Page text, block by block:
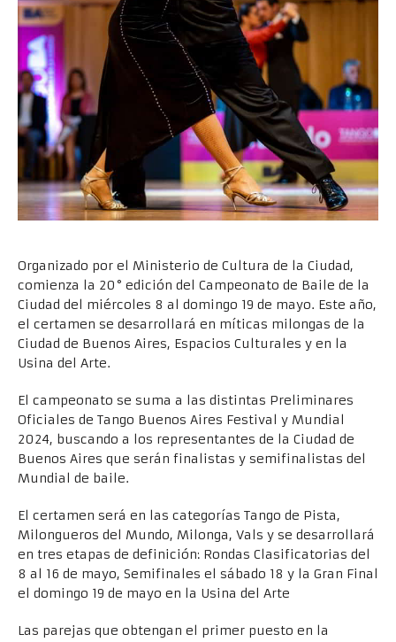
Organizado por el Ministerio de Cultura de la Ciudad,
comienza la 20° edición del Campeonato de Baile de la
Ciudad del miércoles 8 al domingo 19 de mayo. Este año,
el certamen se desarrollará en míticas milongas de la
Ciudad de Buenos Aires, Espacios Culturales y en la
Usina del Arte.
El campeonato se suma a las distintas Preliminares
Oficiales de Tango Buenos Aires Festival y Mundial
2024, buscando a los representantes de la Ciudad de
Buenos Aires que serán finalistas y semifinalistas del
Mundial de baile.
El certamen será en las categorías Tango de Pista,
Milongueros del Mundo, Milonga, Vals y se desarrollará
en tres etapas de definición: Rondas Clasificatorias del
8 al 16 de mayo, Semifinales el sábado 18 y la Gran Final
el domingo 19 de mayo en la Usina del Arte
Las parejas que obtengan el primer puesto en la